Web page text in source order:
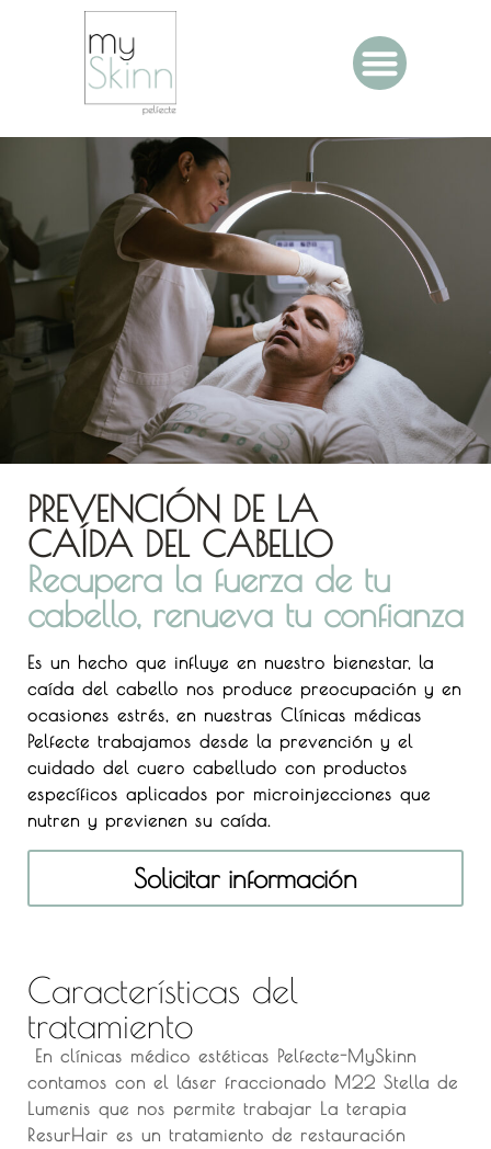
PREVENCIÓN DE LA
CAÍDA DEL CABELLO
Recupera la fuerza de tu
cabello, renueva tu confianza
Es un hecho que influye en nuestro bienestar, la
caída del cabello nos produce preocupación y en
ocasiones estrés, en nuestras Clínicas médicas
Pelfecte trabajamos desde la prevención y el
cuidado del cuero cabelludo con productos
específicos aplicados por microinjecciones que
nutren y previenen su caída.
Solicitar información
Características del
tratamiento
En clínicas médico estéticas Pelfecte-MySkinn
contamos con el láser fraccionado M22 Stella de
Lumenis que nos permite trabajar La terapia
ResurHair es un tratamiento de restauración